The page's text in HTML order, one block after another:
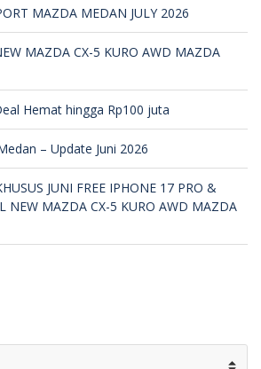
MAZDA MEDAN JULY 2026
MAZDA CX-5 KURO AWD MAZDA
Hemat hingga Rp100 juta
– Update Juni 2026
JUNI FREE IPHONE 17 PRO &
NEW MAZDA CX-5 KURO AWD MAZDA